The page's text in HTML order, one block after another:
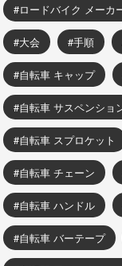
ロードバイク メーカ
大会 手順
自転車 キャップ
自転車 サスペンショ
自転車 スプロケット
自転車 チェーン
自転車 ハンドル
自転車 バーテープ